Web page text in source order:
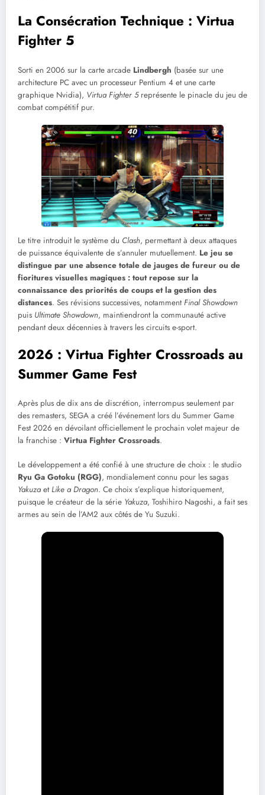
La Consécration Technique : Virtua
Fighter 5
Sorti en 2006 sur la carte arcade Lindbergh (basée sur une
architecture PC avec un processeur Pentium 4 et une carte
graphique Nvidia), Virtua Fighter 5représente le pinacle du jeu de
combat compétitif pur.
Le titre introduit le système du Clash, permettant à deux attaques
de puissance équivalente de s’annuler mutuellement. Le jeu se
distingue par une absence totale de jauges de fureur ou de
fioritures visuelles magiques : tout repose sur la
connaissance des priorités de coups et la gestion des
distances. Ses révisions successives, notammentFinal Showdown
puis Ultimate Showdown, maintiendront la communauté active
pendant deux décennies à travers les circuits e-sport.
2026 : Virtua Fighter Crossroads au
Summer Game Fest
Après plus de dix ans de discrétion, interrompus seulement par
des remasters, SEGA a créé l’événement lors du Summer Game
Fest 2026 en dévoilant officiellement le prochain volet majeur de
la franchise : Virtua Fighter Crossroads.
Le développement a été confié à une structure de choix : le studio
Ryu Ga Gotoku (RGG), mondialement connu pour les sagas
YakuzaetLike a Dragon. Ce choix s’explique historiquement,
puisque le créateur de la série Yakuza, Toshihiro Nagoshi, a fait ses
armes au sein de l’AM2 aux côtés de Yu Suzuki.